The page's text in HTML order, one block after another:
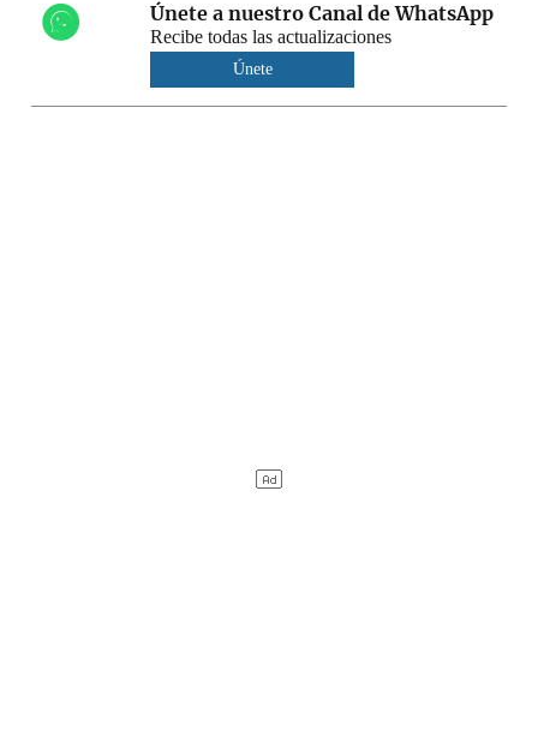
Únete a nuestro Canal de WhatsApp
Recibe todas las actualizaciones
Únete